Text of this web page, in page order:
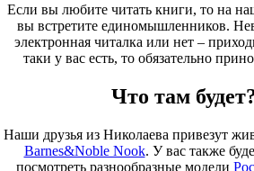
Если вы любите читать книги, то на
вы встретите единомышленников.
электронная читалка или нет –
таки у вас есть, то обязательно
Что там
Наши друзья из Николаева привезут
Barnes&Noble Nook. У вас также
посмотреть разнообразные модели